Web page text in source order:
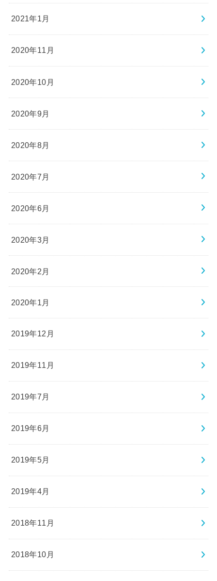
2021年1月
2020年11月
2020年10月
2020年9月
2020年8月
2020年7月
2020年6月
2020年3月
2020年2月
2020年1月
2019年12月
2019年11月
2019年7月
2019年6月
2019年5月
2019年4月
2018年11月
2018年10月